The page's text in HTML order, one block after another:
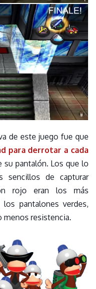
de este juego fue que
para derrotar a cada
su pantalón. Los que lo
sencillos de capturar
rojo eran los más
pantalones verdes,
menos resistencia.